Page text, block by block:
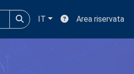
IT Area riservata